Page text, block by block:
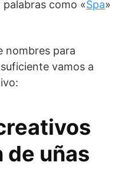
como «Spa»
nombres para
vamos a
de uñas